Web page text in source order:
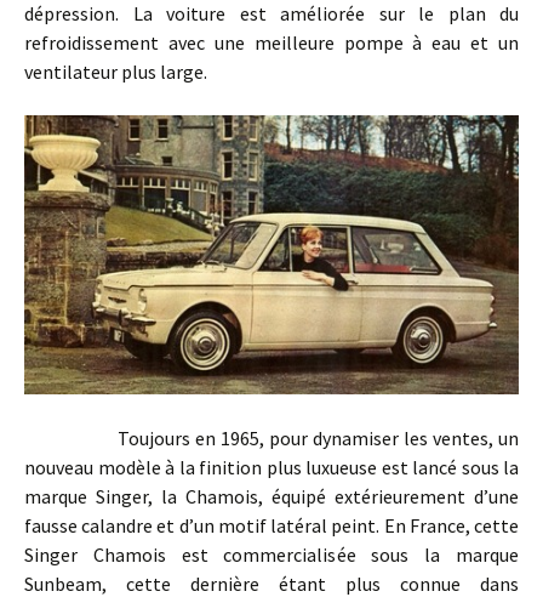
dépression. La voiture est améliorée sur le plan du
refroidissement avec une meilleure pompe à eau et un
ventilateur plus large.
Toujours en 1965, pour dynamiser les ventes, un
nouveau modèle à la finition plus luxueuse est lancé sous la
marque Singer, la Chamois, équipé extérieurement d’une
fausse calandre et d’un motif latéral peint. En France, cette
Singer Chamois est commercialisée sous la marque
Sunbeam, cette dernière étant plus connue dans